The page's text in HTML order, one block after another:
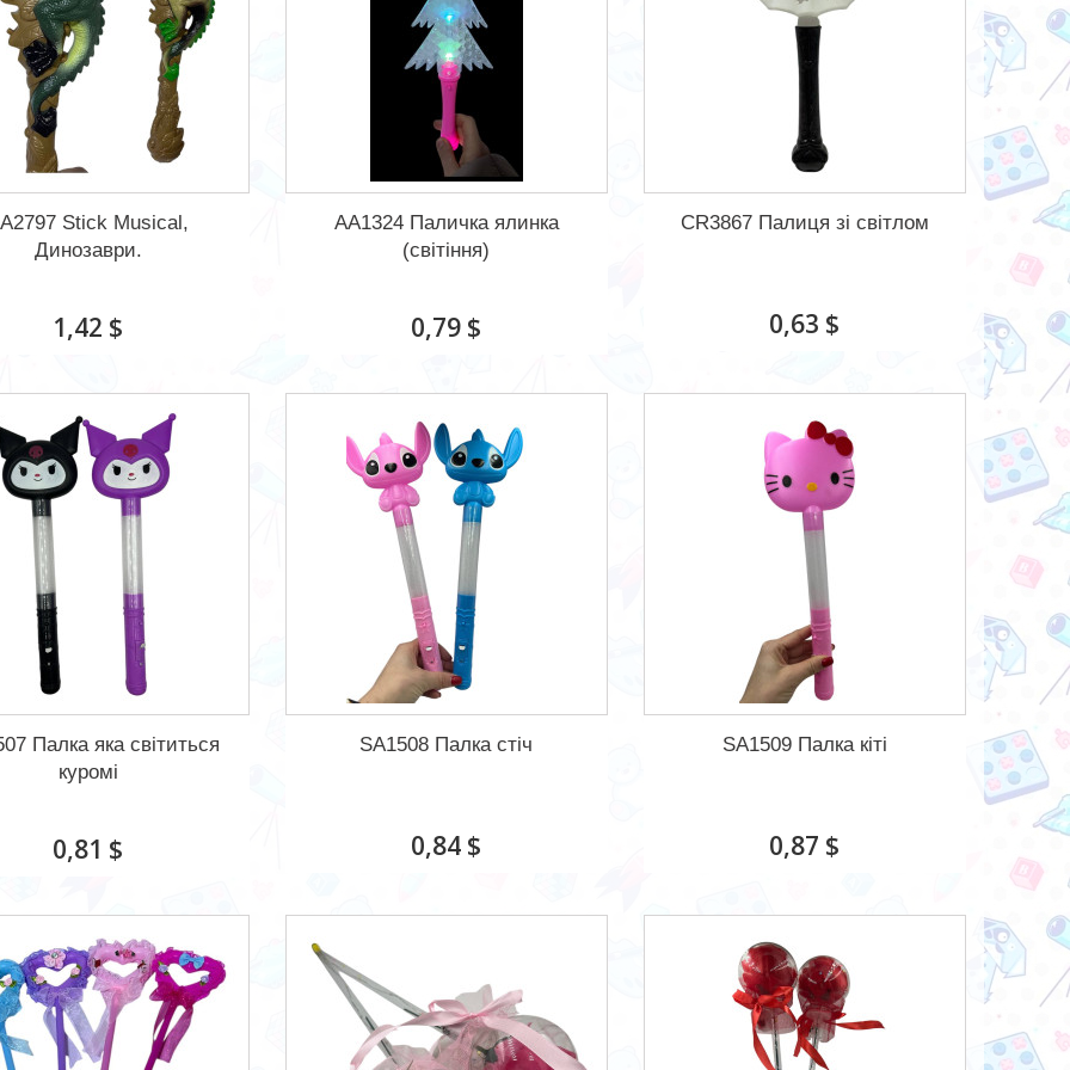
Stick Musical,
Динозаври.
1,42 $
АА1324 Паличка ялинка
(світіння)
0,79 $
CR3867 Палиця зі світлом
0,63 $
Палка яка світиться
куромі
0,81 $
SA1508 Палка стіч
0,84 $
SA1509 Палка кіті
0,87 $